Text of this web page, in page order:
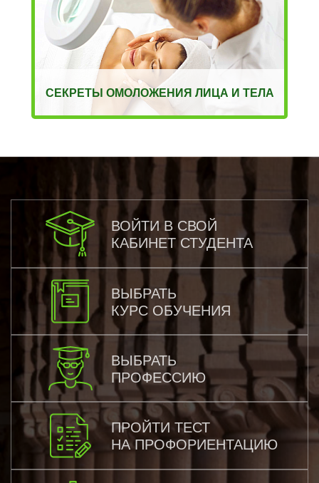
СЕКРЕТЫ ОМОЛОЖЕНИЯ ЛИЦА И ТЕЛА
ВОЙТИ В СВОЙ
КАБИНЕТ СТУДЕНТА
ВЫБРАТЬ
КУРС ОБУЧЕНИЯ
ВЫБРАТЬ
ПРОФЕССИЮ
ПРОЙТИ ТЕСТ
НА ПРОФОРИЕНТАЦИЮ